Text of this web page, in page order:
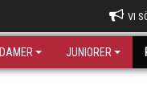
VI
DAMER JUNIORER